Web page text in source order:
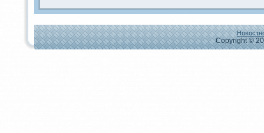
Copyright ©